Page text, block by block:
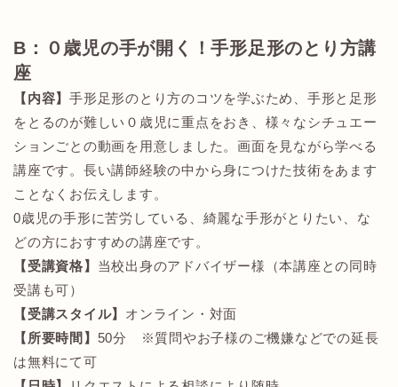
B ：０歳児の手が開く！手形足形のとり方講
座
【内容】手形足形のとり方のコツを学ぶため、手形と足形
をとるのが難しい０歳児に重点をおき、様々なシチュエー
ションごとの動画を用意しました。画面を見ながら学べる
講座です。長い講師経験の中から身につけた技術をあます
ことなくお伝えします。
0歳児の手形に苦労している、綺麗な手形がとりたい、な
どの方におすすめの講座です。
【受講資格】 当校出身のアドバイザー様（本講座との同時
受講も可）
【受講スタイル】 オンライン・対面
【所要時間】 50分 ※質問やお子様のご機嫌などでの延長
は無料にて可